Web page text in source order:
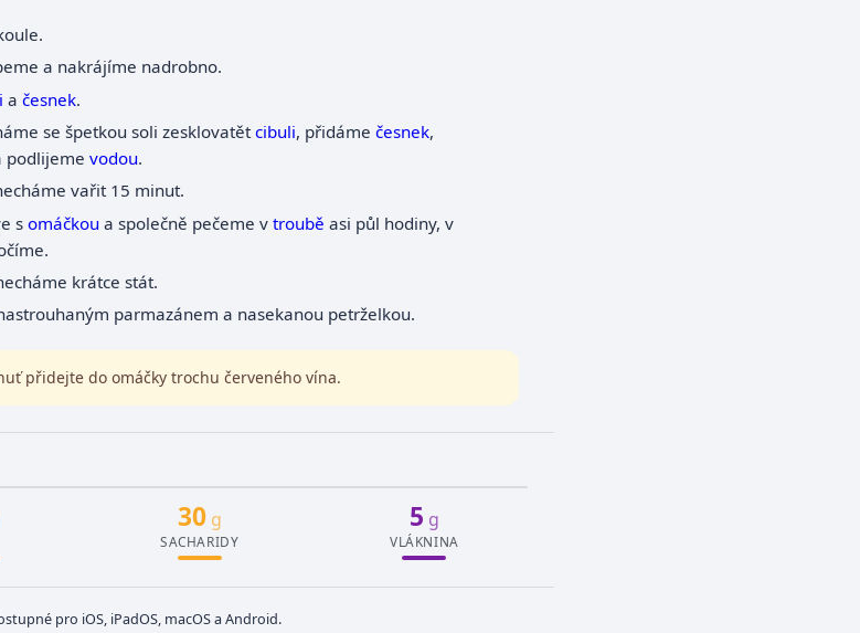
a nakrájíme nadrobno.
a česnek.
se špetkou soli zesklovatět cibuli, přidáme česnek,
vodou.
vařit 15 minut.
somáčkou a společně pečeme v troubě asi půl hodiny, v
krátce stát.
parmazánem a nasekanou petrželkou.
přidejte do omáčky trochu červeného vína.
30g
SACHARIDY
5 g
VLÁKNINA
pro iOS, iPadOS, macOS a Android.